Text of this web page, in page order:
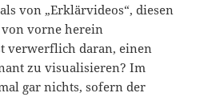
von „Erklärvideos“, diesen
vorne herein
verwerflich daran, einen
zu visualisieren? Im
gar nichts, sofern der